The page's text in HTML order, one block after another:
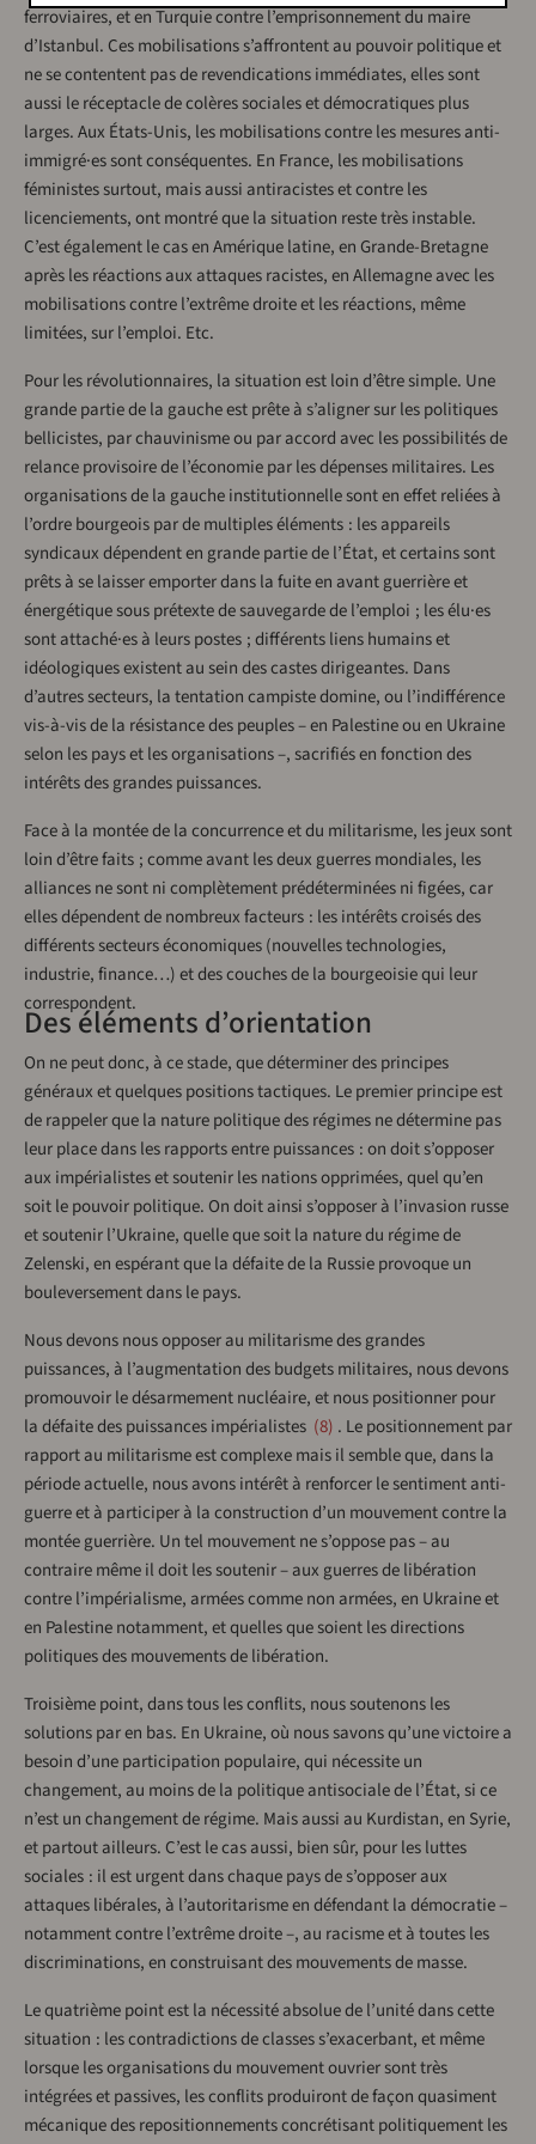
ferroviaires, et en Turquie contre l’emprisonnement du maire
d’Istanbul. Ces mobilisations s’affrontent au pouvoir politique et
ne se contentent pas de revendications immédiates, elles sont
aussi le réceptacle de colères sociales et démocratiques plus
larges. Aux États-Unis, les mobilisations contre les mesures anti-
immigré·es sont conséquentes. En France, les mobilisations
féministes surtout, mais aussi antiracistes et contre les
licenciements, ont montré que la situation reste très instable.
C’est également le cas en Amérique latine, en Grande-Bretagne
après les réactions aux attaques racistes, en Allemagne avec les
mobilisations contre l’extrême droite et les réactions, même
limitées, sur l’emploi. Etc.
Pour les révolutionnaires, la situation est loin d’être simple. Une
grande partie de la gauche est prête à s’aligner sur les politiques
bellicistes, par chauvinisme ou par accord avec les possibilités de
relance provisoire de l’économie par les dépenses militaires. Les
organisations de la gauche institutionnelle sont en effet reliées à
l’ordre bourgeois par de multiples éléments : les appareils
syndicaux dépendent en grande partie de l’État, et certains sont
prêts à se laisser emporter dans la fuite en avant guerrière et
énergétique sous prétexte de sauvegarde de l’emploi ; les élu·es
sont attaché·es à leurs postes ; différents liens humains et
idéologiques existent au sein des castes dirigeantes. Dans
d’autres secteurs, la tentation campiste domine, ou l’indifférence
vis-à-vis de la résistance des peuples – en Palestine ou en Ukraine
selon les pays et les organisations –, sacrifiés en fonction des
intérêts des grandes puissances.
Face à la montée de la concurrence et du militarisme, les jeux sont
loin d’être faits ; comme avant les deux guerres mondiales, les
alliances ne sont ni complètement prédéterminées ni figées, car
elles dépendent de nombreux facteurs : les intérêts croisés des
différents secteurs économiques (nouvelles technologies,
industrie, finance…) et des couches de la bourgeoisie qui leur
correspondent.
Des éléments d’orientation
On ne peut donc, à ce stade, que déterminer des principes
généraux et quelques positions tactiques. Le premier principe est
de rappeler que la nature politique des régimes ne détermine pas
leur place dans les rapports entre puissances : on doit s’opposer
aux impérialistes et soutenir les nations opprimées, quel qu’en
soit le pouvoir politique. On doit ainsi s’opposer à l’invasion russe
et soutenir l’Ukraine, quelle que soit la nature du régime de
Zelenski, en espérant que la défaite de la Russie provoque un
bouleversement dans le pays.
Nous devons nous opposer au militarisme des grandes
puissances, à l’augmentation des budgets militaires, nous devons
promouvoir le désarmement nucléaire, et nous positionner pour
la défaite des puissances impérialistes 8 . Le positionnement par
rapport au militarisme est complexe mais il semble que, dans la
période actuelle, nous avons intérêt à renforcer le sentiment anti-
guerre et à participer à la construction d’un mouvement contre la
montée guerrière. Un tel mouvement ne s’oppose pas – au
contraire même il doit les soutenir – aux guerres de libération
contre l’impérialisme, armées comme non armées, en Ukraine et
en Palestine notamment, et quelles que soient les directions
politiques des mouvements de libération.
Troisième point, dans tous les conflits, nous soutenons les
solutions par en bas. En Ukraine, où nous savons qu’une victoire a
besoin d’une participation populaire, qui nécessite un
changement, au moins de la politique antisociale de l’État, si ce
n’est un changement de régime. Mais aussi au Kurdistan, en Syrie,
et partout ailleurs. C’est le cas aussi, bien sûr, pour les luttes
sociales : il est urgent dans chaque pays de s’opposer aux
attaques libérales, à l’autoritarisme en défendant la démocratie –
notamment contre l’extrême droite –, au racisme et à toutes les
discriminations, en construisant des mouvements de masse.
Le quatrième point est la nécessité absolue de l’unité dans cette
situation : les contradictions de classes s’exacerbant, et même
lorsque les organisations du mouvement ouvrier sont très
intégrées et passives, les conflits produiront de façon quasiment
mécanique des repositionnements concrétisant politiquement les